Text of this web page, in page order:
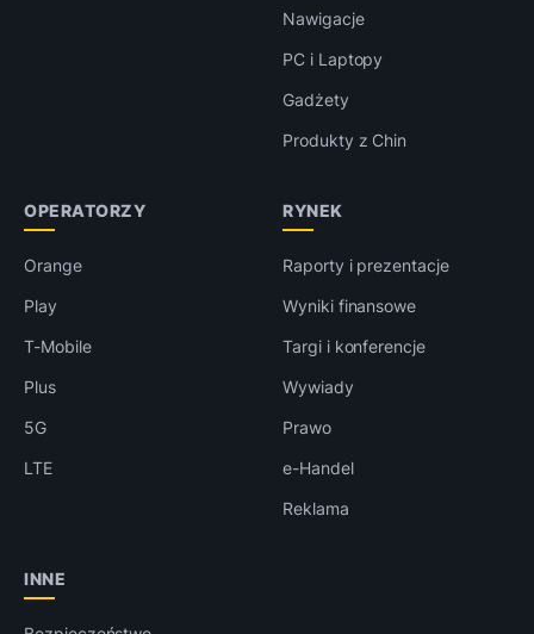
Nawigacje
PC i Laptopy
Gadżety
Produkty z Chin
OPERATORZY
Orange
Play
T-Mobile
Plus
5G
LTE
RYNEK
Raporty i prezentacje
Wyniki finansowe
Targi i konferencje
Wywiady
Prawo
e-Handel
Reklama
INNE